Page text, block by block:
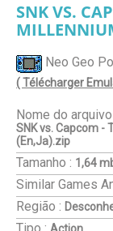
SNK VS.
Neo Geo
( Télécharger
Nome do arquivo
SNK vs. Capcom -
(En,Ja).zip
Tamanho : 1,64
Similar Games
Região :